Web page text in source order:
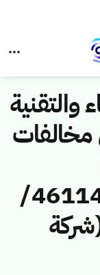
والتقنية
مخالفات
المعلومات رقم (46114331/
(شركة